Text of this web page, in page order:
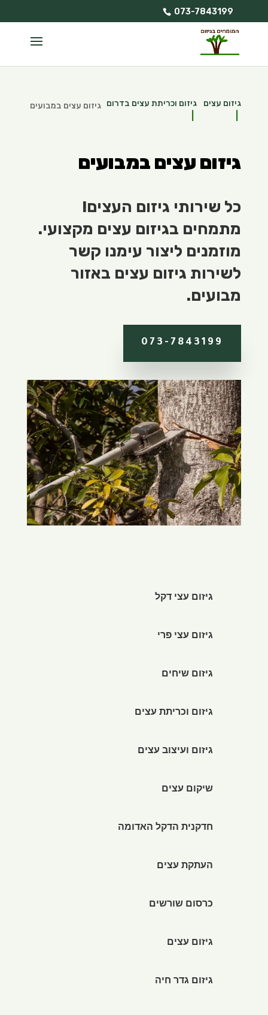
073-7843199
גיזום עצים גיזום וכריתת עצים בדרום גיזום עצים במבועים
גיזום עצים במבועים
כל שירותי גיזום העצים!
מתמחים בגיזום עצים מקצועי.
מוזמנים ליצור עימנו קשר
לשירות גיזום עצים באזור
מבועים.
073-7843199
גיזום עצי דקל
גיזום עצי פרי
גיזום שיחים
גיזום וכריתת עצים
גיזום ועיצוב עצים
שיקום עצים
חדקנית הדקל האדומה
העתקת עצים
כרסום שורשים
גיזום עצים
גיזום גדר חיה